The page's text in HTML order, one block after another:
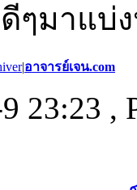
ๆมาแบ่
|อาจารย์เจน.com
23:23 ,